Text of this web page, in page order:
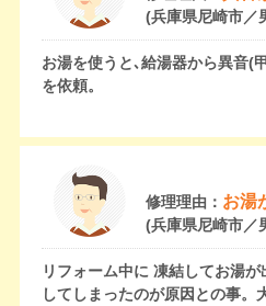
(兵庫県尼崎市／
お湯を使うと､給湯器から異音(
を依頼。
修理理由： お湯
(兵庫県尼崎市／
リフォーム中に 凍結してお湯
してしまったのが原因との事。